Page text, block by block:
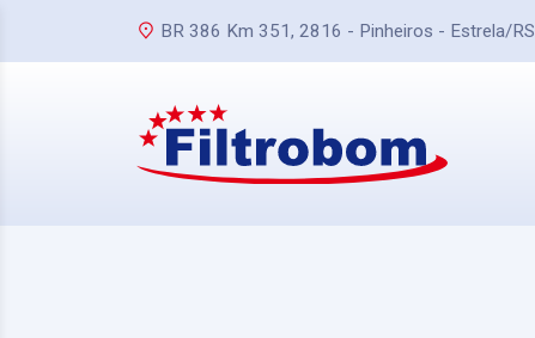
BR 386 Km 351, 2816 - Pinheiros - Estrela/RS